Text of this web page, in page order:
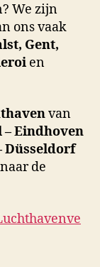
We zijn
ons vaak
Gent,
en
van
– Eindhoven
Düsseldorf
de